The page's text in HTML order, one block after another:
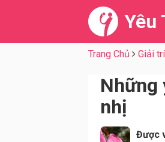
Yêu
Trang Chủ Giải trí
Những
nhị
Được